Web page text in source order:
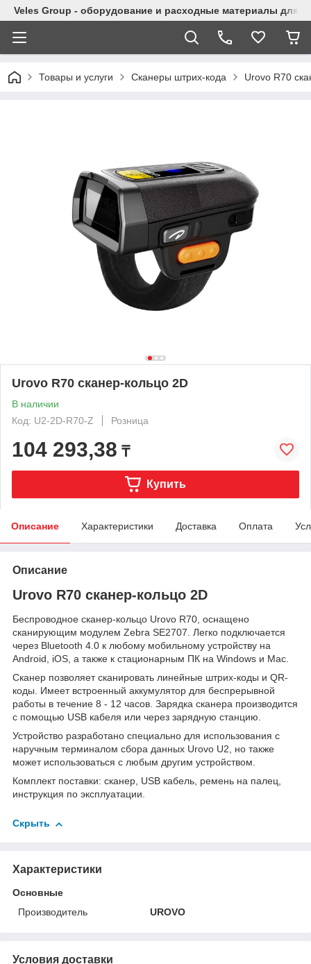
Veles Group - оборудование и расходные материалы для
Товары и услуги Сканеры штрих-кода Urovo R70
Urovo R70 сканер-кольцо 2D
В наличии
Код: U2-2D-R70-Z
Розница
104 293,38 ₸
Купить
Описание Характеристики Доставка Оплата
Описание
Urovo R70 сканер-кольцо 2D
Беспроводное сканер-кольцо Urovo R70, оснащено
сканирующим модулем Zebra SE2707. Легко подключается
через Bluetooth 4.0 к любому мобильному устройству на
Android, iOS, а также к стационарным ПК на Windows и Mac.
Сканер позволяет сканировать линейные штрих-коды и QR-
коды. Имеет встроенный аккумулятор для беспрерывной
работы в течение 8 - 12 часов. Зарядка сканера производится
с помощью USB кабеля или через зарядную станцию.
Устройство разработано специально для использования с
наручным терминалом сбора данных Urovo U2, но также
может использоваться с любым другим устройством.
Комплект поставки: сканер, USB кабель, ремень на палец,
инструкция по эксплуатации.
Скрыть
Характеристики
Основные
Производитель
UROVO
Условия доставки